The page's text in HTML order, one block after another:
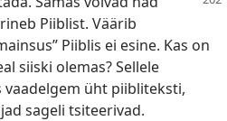
Piiblist. Väärib
Piiblis ei esine. Kas on
siiski olemas? Sellele
vaadelgem üht piibliteksti,
sageli tsiteerivad.